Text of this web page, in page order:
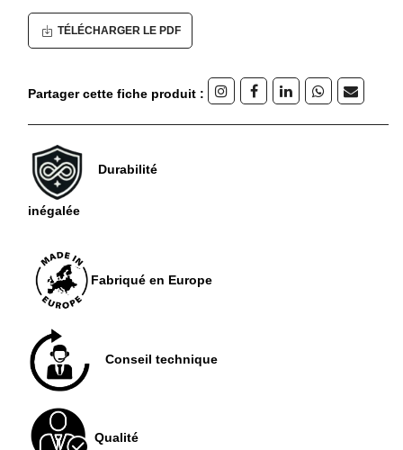
TÉLÉCHARGER LE PDF
Partager cette fiche produit :
Durabilité
inégalée
Fabriqué en Europe
Conseil technique
Qualité